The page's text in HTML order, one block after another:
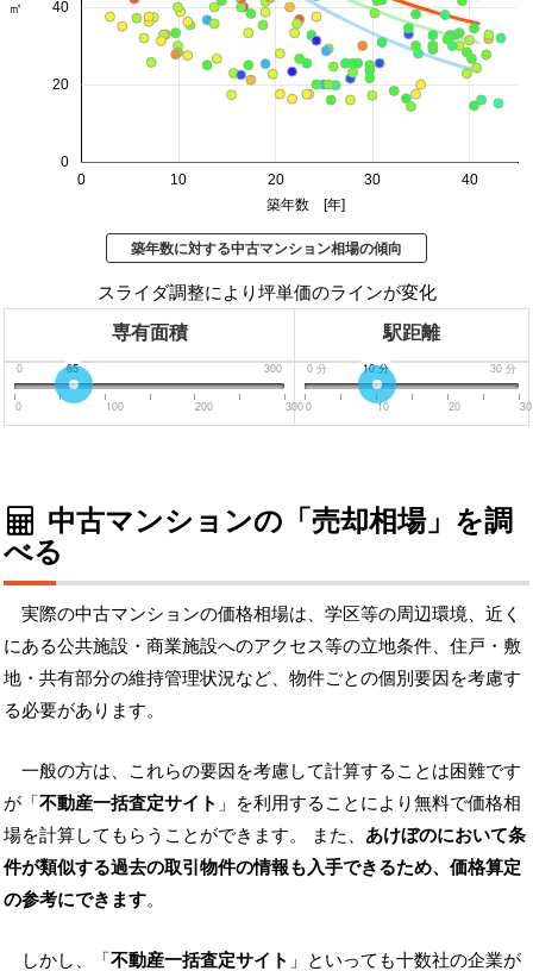
0 10 20 30 40
0
20
40
築年数 [年]
築年数に対する中古マンション相場の傾向
スライダ調整により坪単価のラインが変化
専有面積 駅距離
0 300
65
0 100 200 300
0分 30分
10分
0 10 20 30
中古マンションの「売却相場」を調
べる
実際の中古マンションの価格相場は、学区等の周辺環境、近く
にある公共施設・商業施設へのアクセス等の立地条件、住戸・敷
地・共有部分の維持管理状況など、物件ごとの個別要因を考慮す
る必要があります。
一般の方は、これらの要因を考慮して計算することは困難です
が「不動産一括査定サイト 」を利用することにより無料で価格相
場を計算してもらうことができます。 また、 あけぼのにおいて条
件が類似する過去の取引物件の情報も入手できるため、価格算定
の参考にできます。
しかし、「不動産一括査定サイト 」といっても十数社の企業が